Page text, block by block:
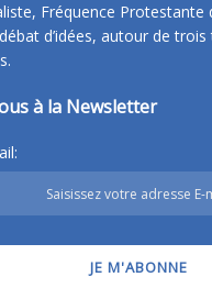
Fréquence Protestante
d’idées, autour de
à la Newsletter